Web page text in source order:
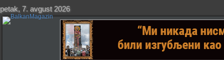
petak, 7. avgust 2026